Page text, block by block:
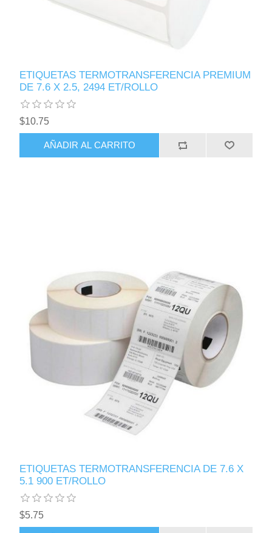
ETIQUETAS TERMOTRANSFERENCIA PREMIUM
DE 7.6 X 2.5, 2494 ET/ROLLO
$10.75
AÑADIR AL CARRITO
ETIQUETAS TERMOTRANSFERENCIA DE 7.6 X
5.1 900 ET/ROLLO
$5.75